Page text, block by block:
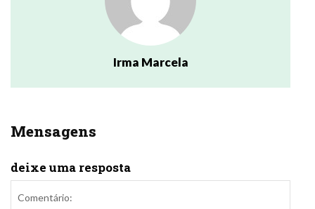
Irma Marcela
Mensagens
deixe uma resposta